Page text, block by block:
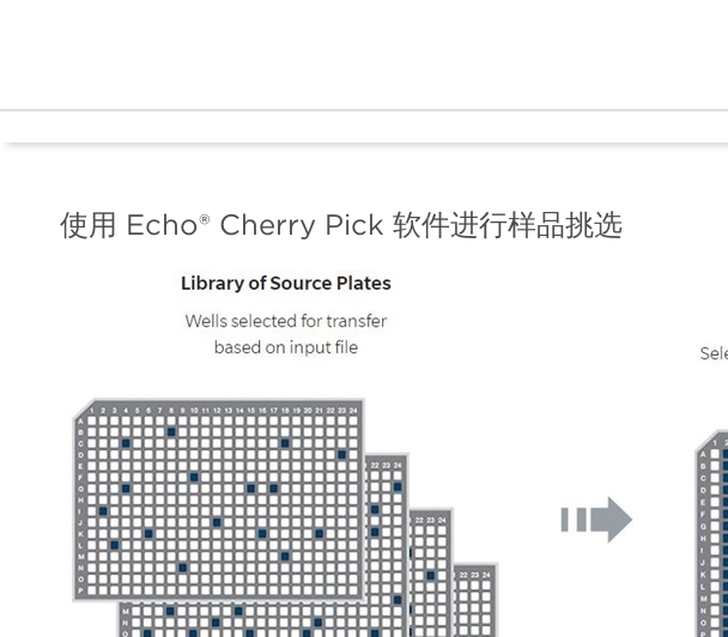
使用 Echo® Cherry Pick 软件进行样品挑选